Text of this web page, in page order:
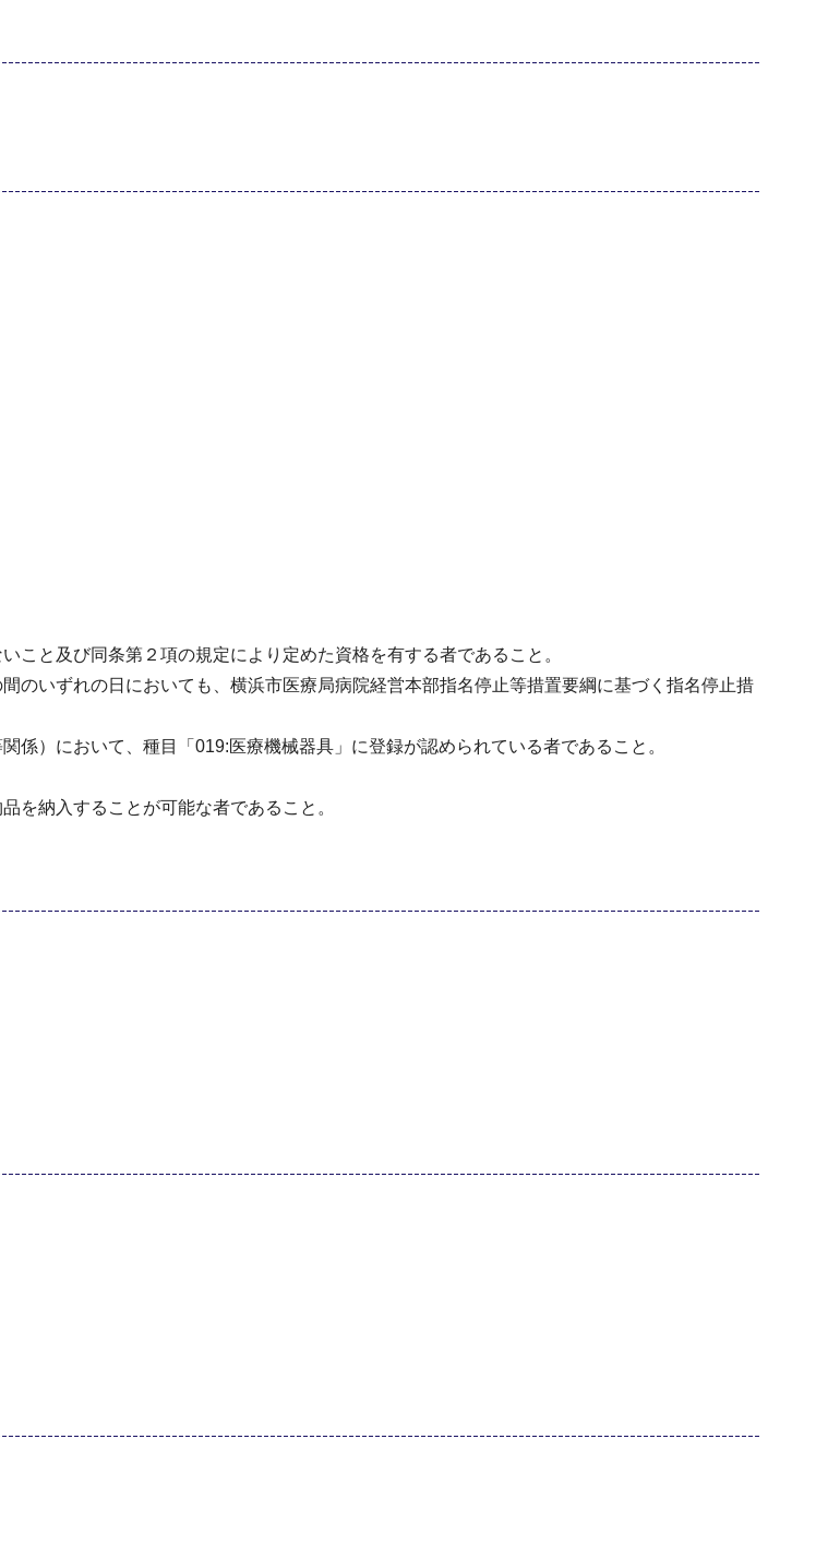
こと及び同条第２項の規定により定めた資格を有する者であること。
のいずれの日においても、横浜市医療局病院経営本部指名停止等措置要綱に基づく指名停止措
係）において、種目「019:医療機械器具」に登録が認められている者であること。
を納入することが可能な者であること。